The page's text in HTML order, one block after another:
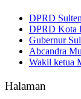
DPRD
DPRD Kota
Gubernur
Abcandra
Wakil ketua
Halaman